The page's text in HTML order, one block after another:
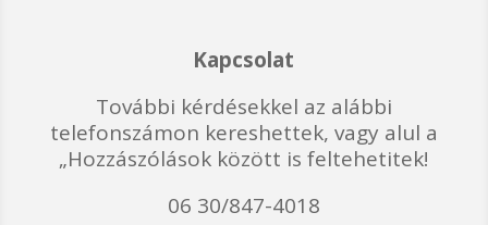
Kapcsolat
További kérdésekkel az alábbi
telefonszámon kereshettek, vagy alul a
„Hozzászólások között is feltehetitek!
06 30/847-4018